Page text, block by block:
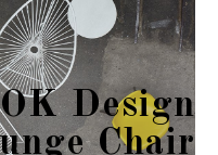
OK Design
Chair